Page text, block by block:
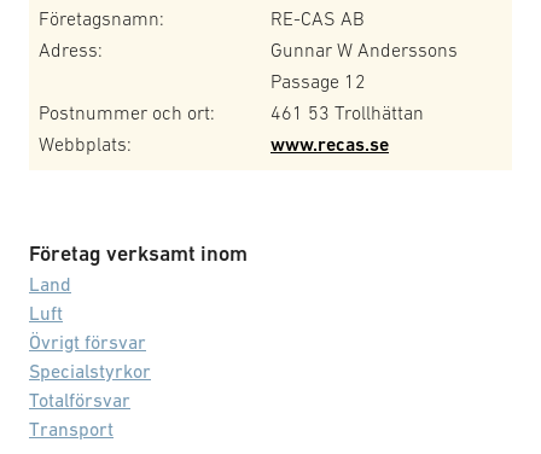
Företagsnamn:
RE-CAS AB
Adress:
Gunnar W Anderssons
Passage 12
Postnummer och ort:
461 53 Trollhättan
Webbplats:
www.recas.se
Företag verksamt inom
Land
Luft
Övrigt försvar
Specialstyrkor
Totalförsvar
Transport